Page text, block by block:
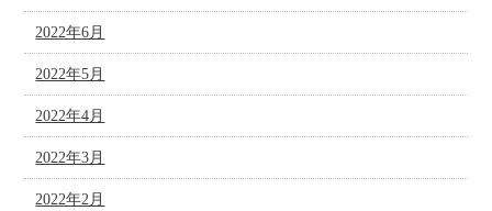
2022年6月
2022年5月
2022年4月
2022年3月
2022年2月